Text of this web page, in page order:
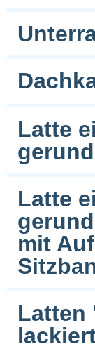
Latte
Latte
mit
Latten